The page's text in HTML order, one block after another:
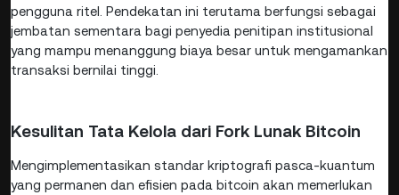
pengguna ritel. Pendekatan ini terutama berfungsi sebagai
jembatan sementara bagi penyedia penitipan institusional
yang mampu menanggung biaya besar untuk mengamankan
transaksi bernilai tinggi.
Kesulitan Tata Kelola dari Fork Lunak Bitcoin
Mengimplementasikan standar kriptografi pasca-kuantum
yang permanen dan efisien pada bitcoin akan memerlukan